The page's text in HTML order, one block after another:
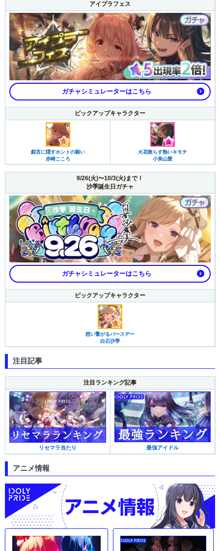
アイプラフェス
ガチャシミュレーターはこちら
ピックアップキャラクター
戯言に隠すホントの願い
赤崎こころ
火花散らす熱いキモチ
小美山愛
9/26(火)〜10/3(火)まで！
沙季誕生日ガチャ
ガチャシミュレーターはこちら
ピックアップキャラクター
想い繋がるバースデー
白石沙季
注目記事
注目ランキング記事
リセマラ当たり 最強アイドル
アニメ情報